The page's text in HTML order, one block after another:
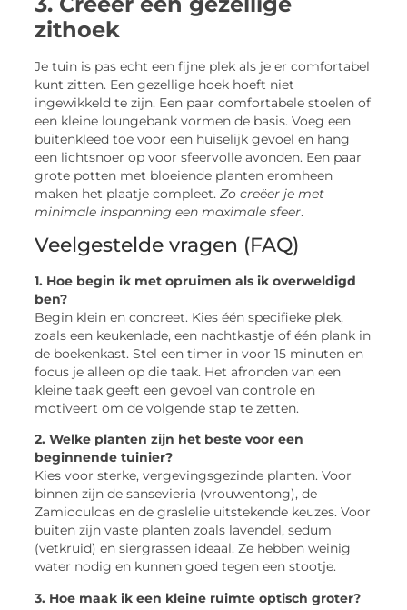
zithoek
Je tuin is pas echt een fijne plek als je er comfortabel
kunt zitten. Een gezellige hoek hoeft niet
ingewikkeld te zijn. Een paar comfortabele stoelen of
een kleine loungebank vormen de basis. Voeg een
buitenkleed toe voor een huiselijk gevoel en hang
een lichtsnoer op voor sfeervolle avonden. Een paar
grote potten met bloeiende planten eromheen
maken het plaatje compleet.Zo creëer je met
minimale inspanning een maximale sfeer.
Veelgestelde vragen (FAQ)
1. Hoe begin ik met opruimen als ik overweldigd
ben?
Begin klein en concreet. Kies één specifieke plek,
zoals een keukenlade, een nachtkastje of één plank in
de boekenkast. Stel een timer in voor 15 minuten en
focus je alleen op die taak. Het afronden van een
kleine taak geeft een gevoel van controle en
motiveert om de volgende stap te zetten.
2. Welke planten zijn het beste voor een
beginnende tuinier?
Kies voor sterke, vergevingsgezinde planten. Voor
binnen zijn de sansevieria (vrouwentong), de
Zamioculcas en de graslelie uitstekende keuzes. Voor
buiten zijn vaste planten zoals lavendel, sedum
(vetkruid) en siergrassen ideaal. Ze hebben weinig
water nodig en kunnen goed tegen een stootje.
3. Hoe maak ik een kleine ruimte optisch groter?